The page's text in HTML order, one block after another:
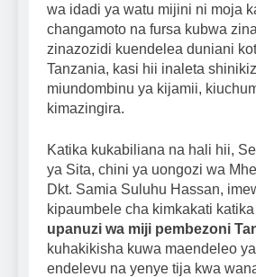
wa idadi ya watu mijini ni moja
changamoto na fursa kubwa
zinazozidi kuendelea duniani
Tanzania, kasi hii inaleta
miundombinu ya kijamii,
kimazingira.
Katika kukabiliana na hali hii,
ya Sita, chini ya uongozi wa
Dkt. Samia Suluhu Hassan,
kipaumbele cha kimkakati
upanuzi wa miji pembezoni
kuhakikisha kuwa maendeleo
endelevu na yenye tija kwa